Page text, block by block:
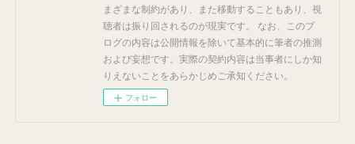
まざまな制約があり、また移動することもあり、視
聴者は振り回されるのが現実です。 なお、このブ
ログの内容は公開情報を除いて基本的に筆者の推測
および妄想です。実際の契約内容は当事者にしか知
りえないことをあらかじめご承知ください。
フォロー